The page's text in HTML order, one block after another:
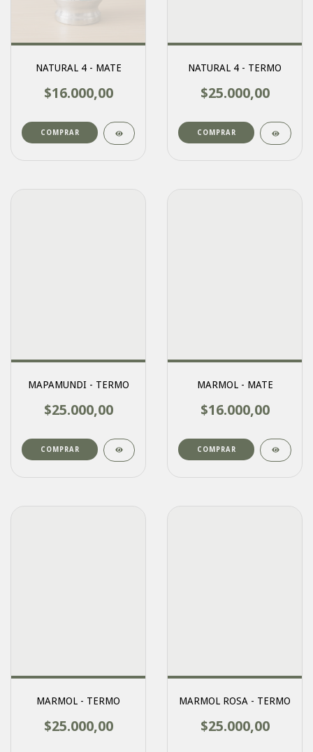
NATURAL 4 - MATE
$16.000,00
NATURAL 4 - TERMO
$25.000,00
COMPRAR
MAPAMUNDI - TERMO
$25.000,00
COMPRAR
MARMOL - MATE
$16.000,00
MARMOL - TERMO
$25.000,00
MARMOL ROSA - TERMO
$25.000,00